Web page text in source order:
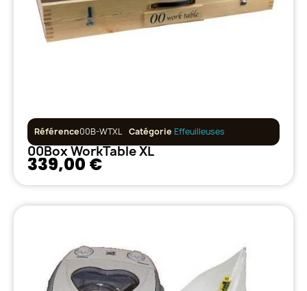
Référence00B-WTXL Catégorie Effeuilleuses
00Box WorkTable XL
339,00 €